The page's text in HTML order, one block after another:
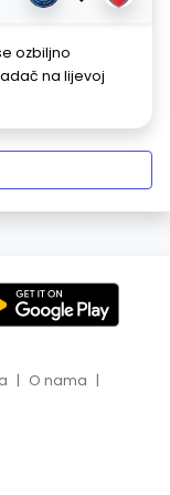
ozbiljno
na lijevoj
| O nama |